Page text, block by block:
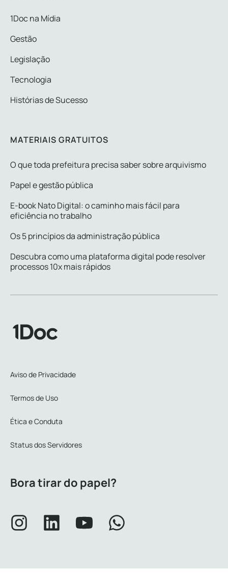
1Doc na Mídia
Gestão
Legislação
Tecnologia
Histórias de Sucesso
MATERIAIS GRATUITOS
O que toda prefeitura precisa saber sobre arquivismo
Papel e gestão pública
E-book Nato Digital: o caminho mais fácil para
eficiência no trabalho
Os 5 princípios da administração pública
Descubra como uma plataforma digital pode resolver
processos 10x mais rápidos
Aviso de Privacidade
Termos de Uso
Ética e Conduta
Status dos Servidores
Bora tirar do papel?